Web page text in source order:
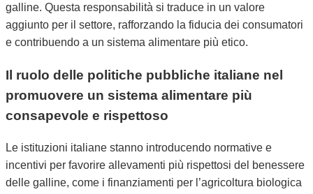
galline. Questa responsabilità si traduce in un valore
aggiunto per il settore, rafforzando la fiducia dei consumatori
e contribuendo a un sistema alimentare più etico.
Il ruolo delle politiche pubbliche italiane nel
promuovere un sistema alimentare più
consapevole e rispettoso
Le istituzioni italiane stanno introducendo normative e
incentivi per favorire allevamenti più rispettosi del benessere
delle galline, come i finanziamenti per l’agricoltura biologica